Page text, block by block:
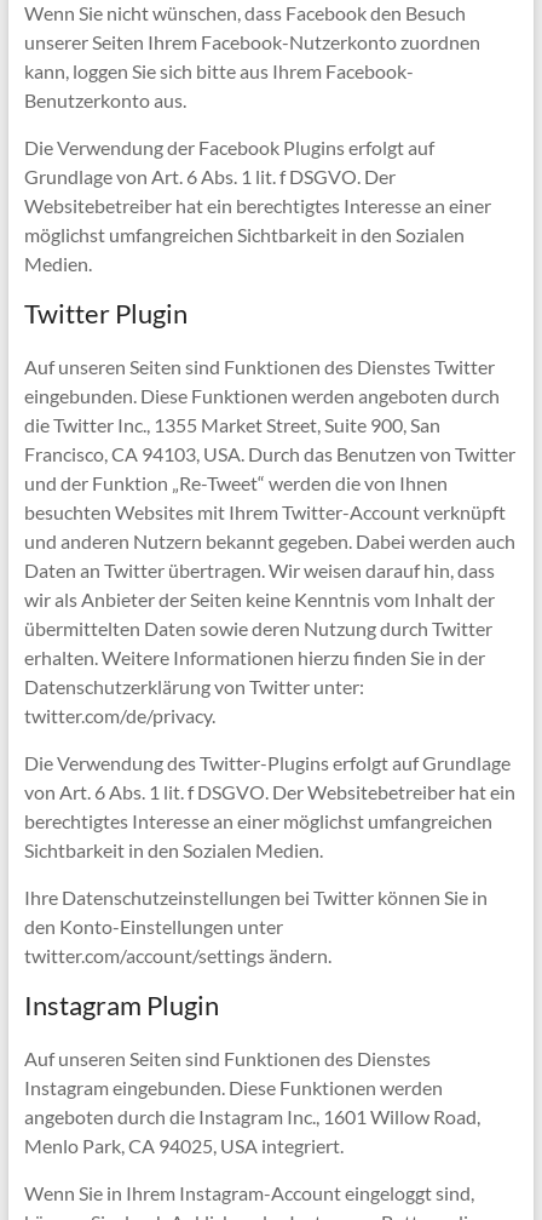
Wenn Sie nicht wünschen, dass Facebook den Besuch
unserer Seiten Ihrem Facebook-Nutzerkonto zuordnen
kann, loggen Sie sich bitte aus Ihrem Facebook-
Benutzerkonto aus.
Die Verwendung der Facebook Plugins erfolgt auf
Grundlage von Art. 6 Abs. 1 lit. f DSGVO. Der
Websitebetreiber hat ein berechtigtes Interesse an einer
möglichst umfangreichen Sichtbarkeit in den Sozialen
Medien.
Twitter Plugin
Auf unseren Seiten sind Funktionen des Dienstes Twitter
eingebunden. Diese Funktionen werden angeboten durch
die Twitter Inc., 1355 Market Street, Suite 900, San
Francisco, CA 94103, USA. Durch das Benutzen von Twitter
und der Funktion „Re-Tweet“ werden die von Ihnen
besuchten Websites mit Ihrem Twitter-Account verknüpft
und anderen Nutzern bekannt gegeben. Dabei werden auch
Daten an Twitter übertragen. Wir weisen darauf hin, dass
wir als Anbieter der Seiten keine Kenntnis vom Inhalt der
übermittelten Daten sowie deren Nutzung durch Twitter
erhalten. Weitere Informationen hierzu finden Sie in der
Datenschutzerklärung von Twitter unter:
twitter.com/de/privacy.
Die Verwendung des Twitter-Plugins erfolgt auf Grundlage
von Art. 6 Abs. 1 lit. f DSGVO. Der Websitebetreiber hat ein
berechtigtes Interesse an einer möglichst umfangreichen
Sichtbarkeit in den Sozialen Medien.
Ihre Datenschutzeinstellungen bei Twitter können Sie in
den Konto-Einstellungen unter
twitter.com/account/settings ändern.
Instagram Plugin
Auf unseren Seiten sind Funktionen des Dienstes
Instagram eingebunden. Diese Funktionen werden
angeboten durch die Instagram Inc., 1601 Willow Road,
Menlo Park, CA 94025, USA integriert.
Wenn Sie in Ihrem Instagram-Account eingeloggt sind,